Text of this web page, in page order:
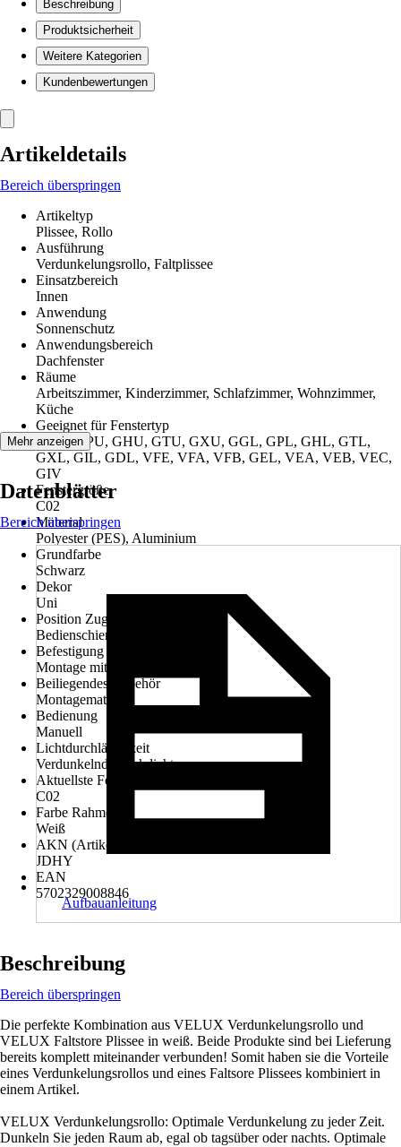
Beschreibung
Produktsicherheit
Weitere Kategorien
Kundenbewertungen
Artikeldetails
Bereich überspringen
Artikeltyp
Plissee, Rollo
Ausführung
Verdunkelungsrollo, Faltplissee
Einsatzbereich
Innen
Anwendung
Sonnenschutz
Anwendungsbereich
Dachfenster
Räume
Arbeitszimmer, Kinderzimmer, Schlafzimmer, Wohnzimmer,
Küche
Geeignet für Fenstertyp
GGU, GPU, GHU, GTU, GXU, GGL, GPL, GHL, GTL,
GXL, GIL, GDL, VFE, VFA, VFB, GEL, VEA, VEB, VEC,
GIV
Fenstergröße
C02
Material
Polyester (PES), Aluminium
Grundfarbe
Schwarz
Dekor
Uni
Position Zugvorrichtung
Bedienschiene
Befestigung
Montage mit Seitenführung
Beiliegendes Zubehör
Montagematerial
Bedienung
Manuell
Lichtdurchlässigkeit
Verdunkelnd, Blickdicht
Aktuellste Fenstergröße
C02
Farbe Rahmen
Weiß
AKN (Artikelkurznummer)
JDHY
EAN
5702329008846
Mehr anzeigen
Datenblätter
Bereich überspringen
Aufbauanleitung
Beschreibung
Bereich überspringen
Die perfekte Kombination aus VELUX Verdunkelungsrollo und
VELUX Faltstore Plissee in weiß. Beide Produkte sind bei Lieferung
bereits komplett miteinander verbunden! Somit haben sie die Vorteile
eines Verdunkelungsrollos und eines Faltsore Plissees kombiniert in
einem Artikel.
VELUX Verdunkelungsrollo: Optimale Verdunkelung zu jeder Zeit.
Dunkeln Sie jeden Raum ab, egal ob tagsüber oder nachts. Optimale